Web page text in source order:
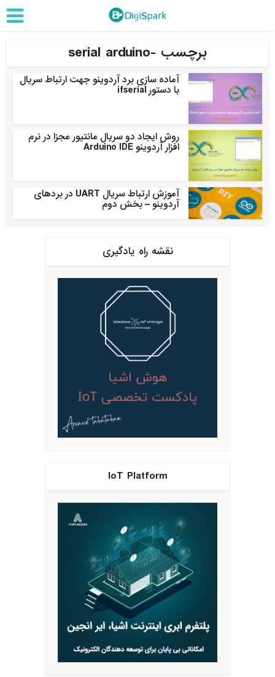
برچسب -serial arduino
آماده سازی برد آردوینو جهت ارتباط سریال
با دستور ifserial
روش ایجاد دو سریال مانتیور مجزا در نرم
افزار آردوینو Arduino IDE
آموزش ارتباط سریال UART در بردهای
آردوینو – بخش دوم
نقشه راه یادگیری
IoT Platform